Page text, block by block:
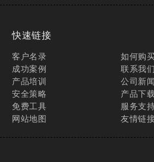
快速链接
客户名录
成功案例
产品培训
安全策略
免费工具
网站地图
如何购
联系我们
公司新闻
产品下
服务支
友情链